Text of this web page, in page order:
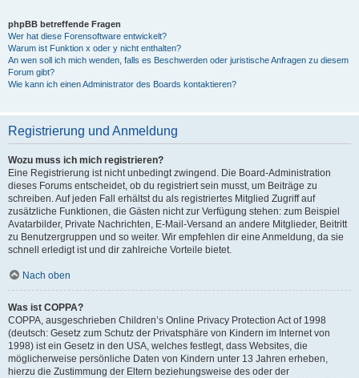
phpBB betreffende Fragen
Wer hat diese Forensoftware entwickelt?
Warum ist Funktion x oder y nicht enthalten?
An wen soll ich mich wenden, falls es Beschwerden oder juristische Anfragen zu diesem
Forum gibt?
Wie kann ich einen Administrator des Boards kontaktieren?
Registrierung und Anmeldung
Wozu muss ich mich registrieren?
Eine Registrierung ist nicht unbedingt zwingend. Die Board-Administration
dieses Forums entscheidet, ob du registriert sein musst, um Beiträge zu
schreiben. Auf jeden Fall erhältst du als registriertes Mitglied Zugriff auf
zusätzliche Funktionen, die Gästen nicht zur Verfügung stehen: zum Beispiel
Avatarbilder, Private Nachrichten, E-Mail-Versand an andere Mitglieder, Beitritt
zu Benutzergruppen und so weiter. Wir empfehlen dir eine Anmeldung, da sie
schnell erledigt ist und dir zahlreiche Vorteile bietet.
Nach oben
Was ist COPPA?
COPPA, ausgeschrieben Children’s Online Privacy Protection Act of 1998
(deutsch: Gesetz zum Schutz der Privatsphäre von Kindern im Internet von
1998) ist ein Gesetz in den USA, welches festlegt, dass Websites, die
möglicherweise persönliche Daten von Kindern unter 13 Jahren erheben,
hierzu die Zustimmung der Eltern beziehungsweise des oder der